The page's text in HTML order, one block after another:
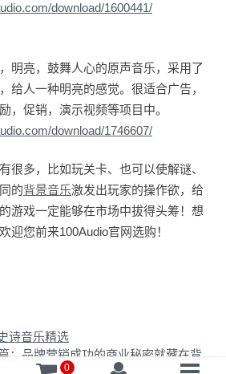
download/1600441/
明亮，鼓舞人心的原声音乐，采用了
给人一种明亮的感觉。很适合广告，
，促销，演示视频等项目中。
download/1746607/
很多，比如玩关卡、也可以使解谜、
的背景音乐激发出玩家的操作欲，给
游戏一定能够在市场中拔得头筹！想
迎您前来100Audio官网选购！
诗音乐精选
0